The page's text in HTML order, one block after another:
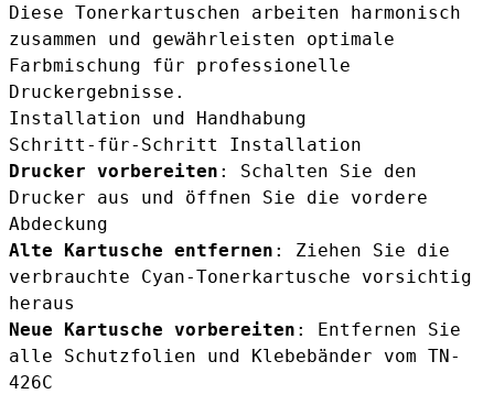
Diese Tonerkartuschen arbeiten harmonisch
zusammen und gewährleisten optimale
Farbmischung für professionelle
Druckergebnisse.
Installation und Handhabung
Schritt-für-Schritt Installation
Drucker vorbereiten : Schalten Sie den
Drucker aus und öffnen Sie die vordere
Abdeckung
Alte Kartusche entfernen : Ziehen Sie die
verbrauchte Cyan-Tonerkartusche vorsichtig
heraus
Neue Kartusche vorbereiten : Entfernen Sie
alle Schutzfolien und Klebebänder vom TN-
426C